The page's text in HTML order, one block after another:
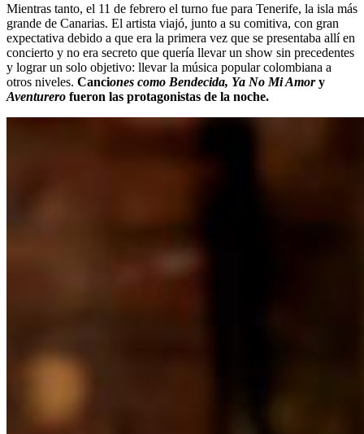
Mientras tanto, el 11 de febrero el turno fue para Tenerife, la isla más
grande de Canarias. El artista viajó, junto a su comitiva, con gran
expectativa debido a que era la primera vez que se presentaba allí en
concierto y no era secreto que quería llevar un show sin precedentes
y lograr un solo objetivo: llevar la música popular colombiana a
otros niveles. Canciones como Bendecida, Ya No Mi Amory
Aventurero fueron las protagonistas de la noche.